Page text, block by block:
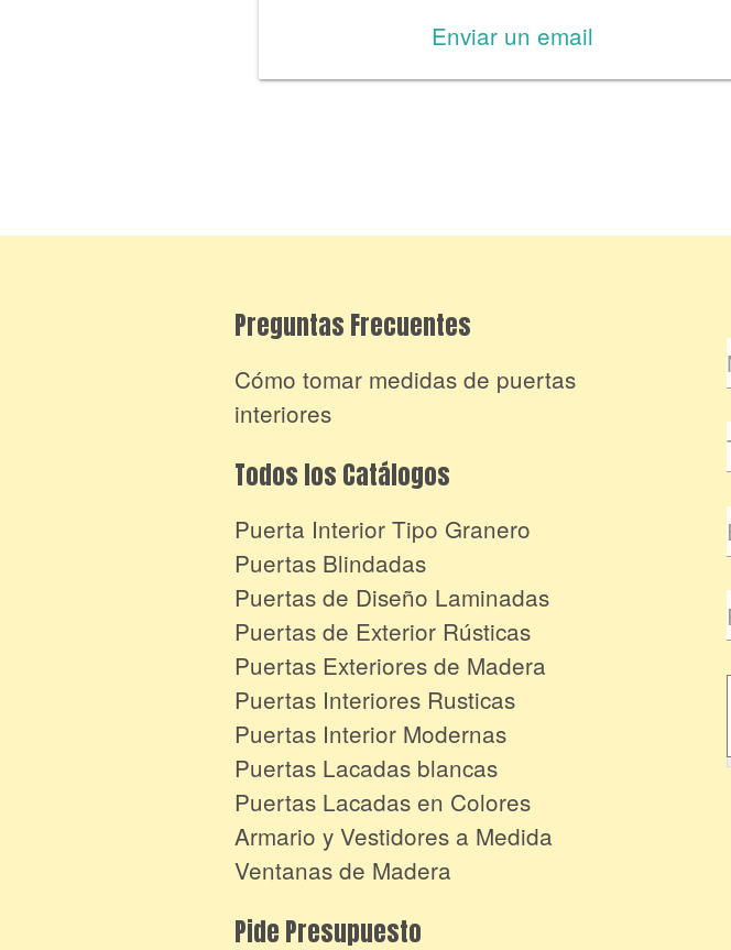
Enviar un email
Preguntas Frecuentes
Cómo tomar medidas de puertas
interiores
Todos los Catálogos
Puerta Interior Tipo Granero
Puertas Blindadas
Puertas de Diseño Laminadas
Puertas de Exterior Rústicas
Puertas Exteriores de Madera
Puertas Interiores Rusticas
Puertas Interior Modernas
Puertas Lacadas blancas
Puertas Lacadas en Colores
Armario y Vestidores a Medida
Ventanas de Madera
Pide Presupuesto